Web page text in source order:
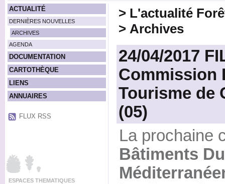
ACTUALITÉ
DERNIÈRES NOUVELLES
ARCHIVES
AGENDA
DOCUMENTATION
CARTOTHÈQUE
LIENS
ANNUAIRES
FLUX RSS
ESPACES THEMATIQUES
> L'actualité
> Archives
24/04/2017
Commission
Tourisme de
(05)
La prochaine
Bâtiments